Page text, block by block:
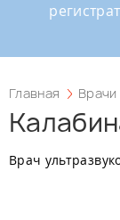
Главная Врачи
Врач